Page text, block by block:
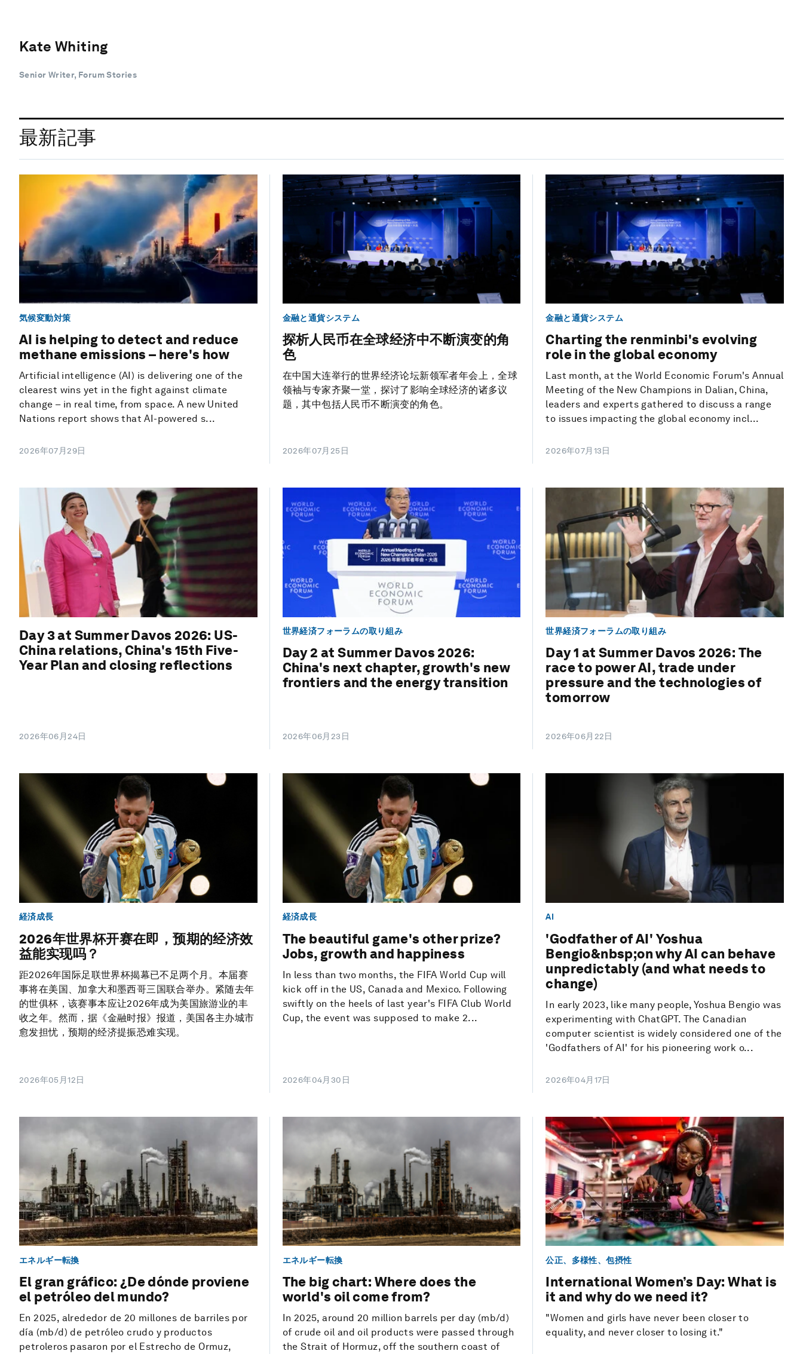
Kate Whiting
Senior Writer, Forum Stories
最新記事
気候変動対策
AI is helping to detect and reduce
methane emissions – here's how
Artificial intelligence (AI) is delivering one of the
clearest wins yet in the fight against climate
change – in real time, from space. A new United
Nations report shows that AI-powered s...
2026年07月29日
金融と通貨システム
探析人民币在全球经济中不断演变的角
色
在中国大连举行的世界经济论坛新领军者年会上，全球
领袖与专家齐聚一堂，探讨了影响全球经济的诸多议
题，其中包括人民币不断演变的角色。
2026年07月25日
金融と通貨システム
Charting the renminbi's evolving
role in the global economy
Last month, at the World Economic Forum's Annual
Meeting of the New Champions in Dalian, China,
leaders and experts gathered to discuss a range
to issues impacting the global economy incl...
2026年07月13日
Day 3 at Summer Davos 2026: US-
China relations, China's 15th Five-
Year Plan and closing reflections
2026年06月24日
世界経済フォーラムの取り組み
Day 2 at Summer Davos 2026:
China's next chapter, growth's new
frontiers and the energy transition
2026年06月23日
世界経済フォーラムの取り組み
Day 1 at Summer Davos 2026: The
race to power AI, trade under
pressure and the technologies of
tomorrow
2026年06月22日
経済成長
2026年世界杯开赛在即，预期的经济效
益能实现吗？
距2026年国际足联世界杯揭幕已不足两个月。本届赛
事将在美国、加拿大和墨西哥三国联合举办。紧随去年
的世俱杯，该赛事本应让2026年成为美国旅游业的丰
收之年。然而，据《金融时报》报道，美国各主办城市
愈发担忧，预期的经济提振恐难实现。
2026年05月12日
経済成長
The beautiful game's other prize?
Jobs, growth and happiness
In less than two months, the FIFA World Cup will
kick off in the US, Canada and Mexico. Following
swiftly on the heels of last year's FIFA Club World
Cup, the event was supposed to make 2...
2026年04月30日
AI
'Godfather of AI' Yoshua
Bengio&nbsp;on why AI can behave
unpredictably (and what needs to
change)
In early 2023, like many people, Yoshua Bengio was
experimenting with ChatGPT. The Canadian
computer scientist is widely considered one of the
'Godfathers of AI' for his pioneering work o...
2026年04月17日
エネルギー転換
El gran gráfico: ¿De dónde proviene
el petróleo del mundo?
En 2025, alrededor de 20 millones de barriles por
día (mb/d) de petróleo crudo y productos
petroleros pasaron por el Estrecho de Ormuz,
エネルギー転換
The big chart: Where does the
world's oil come from?
In 2025, around 20 million barrels per day (mb/d)
of crude oil and oil products were passed through
the Strait of Hormuz, off the southern coast of
公正、多様性、包摂性
International Women’s Day: What is
it and why do we need it?
"Women and girls have never been closer to
equality, and never closer to losing it."